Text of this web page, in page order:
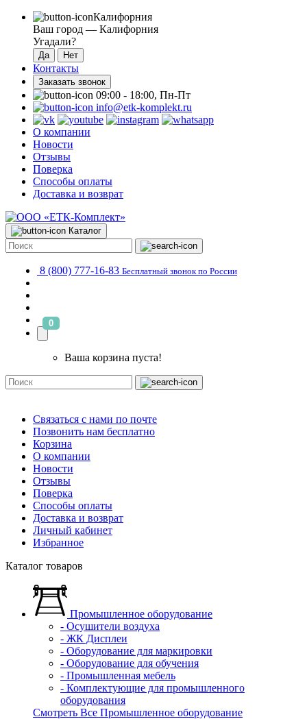
Калифорния
Ваш город — Калифорния
Угадали?
Контакты
Заказать звонок
09:00 - 18:00, Пн-Пт
info@etk-komplekt.ru
О компании
Новости
Отзывы
Поверка
Способы оплаты
Доставка и возврат
Каталог
8 (800) 777-16-83 Бесплатный звонок по России
0
Ваша корзина пуста!
Связаться с нами по почте
Позвонить нам бесплатно
Корзина
О компании
Новости
Отзывы
Поверка
Способы оплаты
Доставка и возврат
Личный кабинет
Избранное
Каталог товаров
Промышленное оборудование
- Осушители воздуха
- ЖК Дисплеи
- Оборудование для маркировки
- Оборудование для обучения
- Промышленная мебель
- Комплектующие для промышленного
оборудования
Смотреть Все Промышленное оборудование